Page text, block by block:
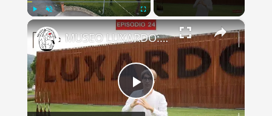
Fullscreen ×
Play
MUSEO LUXARDO: Un Viaggio nel Tempo e nel Gusto